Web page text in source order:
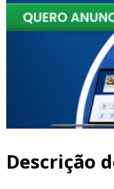
Descrição